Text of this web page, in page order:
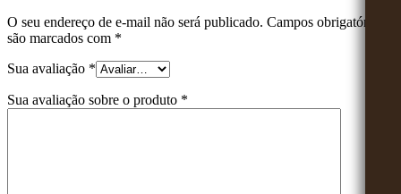
O seu endereço de e-mail não será publicado. Campos obrigatórios
são marcados com *
Sua avaliação *
Sua avaliação sobre o produto *